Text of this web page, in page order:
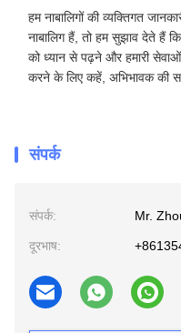
हम नाबालिगों की व्यक्तिगत
नाबालिग हैं, तो हम सुझाव देते हैं
को ध्यान से पढ़ने और हमारी
करने के लिए कहें, अभिभावक की
संपर्क
संपर्क: Mr.
दूरभाष: